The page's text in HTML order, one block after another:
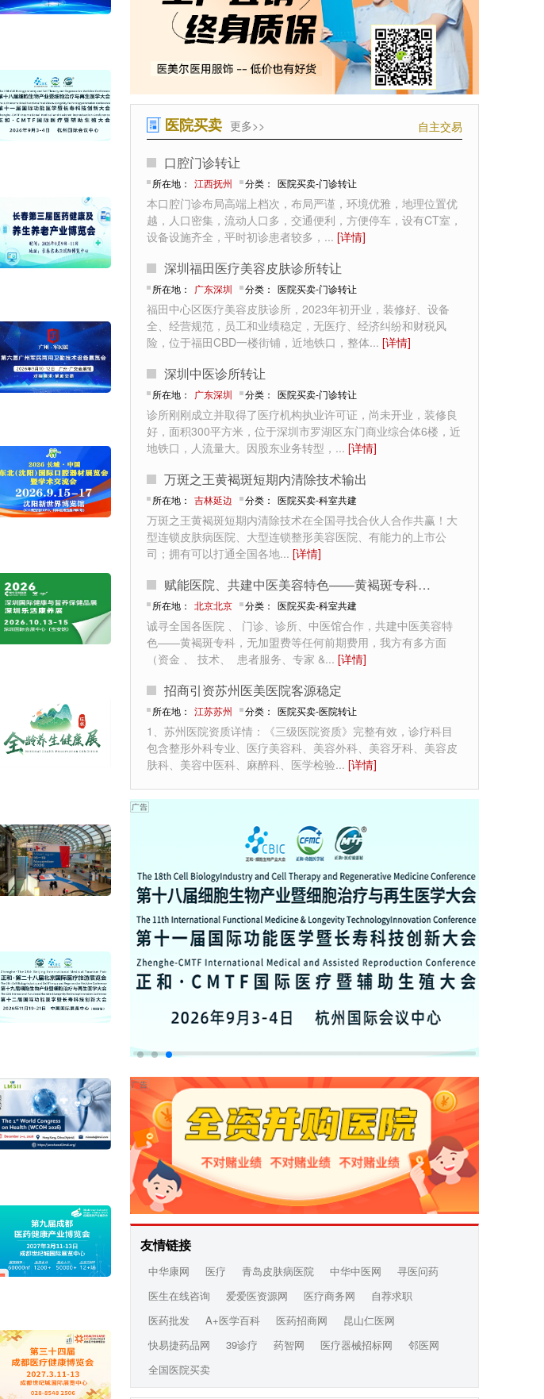
医院买卖 更多>> 自主交易
口腔门诊转让
所在地： 江西抚州 分类： 医院买卖-门诊转让
本口腔门诊布局高端上档次，布局严谨，环境优雅，地理位置优
越，人口密集，流动人口多，交通便利，方便停车，设有CT室，
设备设施齐全，平时初诊患者较多， ... [详情]
深圳福田医疗美容皮肤诊所转让
所在地： 广东深圳 分类： 医院买卖-门诊转让
福田中心区医疗美容皮肤诊所，2023年初开业，装修好、设备
全、经营规范，员工和业绩稳定，无医疗、经济纠纷和财税风
险，位于福田CBD一楼街铺，近地铁口，整体... [详情]
深圳中医诊所转让
所在地： 广东深圳 分类： 医院买卖-门诊转让
诊所刚刚成立并取得了医疗机构执业许可证，尚未开业，装修良
好，面积300平方米，位于深圳市罗湖区东门商业综合体6楼，近
地铁口，人流量大。因股东业务转型， ... [详情]
万斑之王黄褐斑短期内清除技术输出
所在地： 吉林延边 分类： 医院买卖-科室共建
万斑之王黄褐斑短期内清除技术在全国寻找合伙人合作共赢！大
型连锁皮肤病医院、大型连锁整形美容医院、有能力的上市公
司；拥有可以打通全国各地... [详情]
赋能医院、共建中医美容特色——黄褐斑专科合作
所在地： 北京北京 分类： 医院买卖-科室共建
诚寻全国各医院 、 门诊、诊所、中医馆合作，共建中医美容特
色——黄褐斑专科，无加盟费等任何前期费用，我方有多方面
（资金 、 技术、 患者服务、专家 &... [详情]
招商引资苏州医美医院客源稳定
所在地： 江苏苏州 分类： 医院买卖-医院转让
1、苏州医院资质详情：《三级医院资质》完整有效，诊疗科目
包含整形外科专业、医疗美容科、美容外科、美容牙科、美容皮
肤科、美容中医科、麻醉科、医学检验... [详情]
友情链接
中华康网 医疗 青岛皮肤病医院 中华中医网
寻医问药
医生在线咨询
爱爱医资源网 医疗商务网
自荐求职
医药批发
A+医学百科 医药招商网
昆山仁医网
快易捷药品网
39诊疗 药智网 医疗器械招标网
邻医网
全国医院买卖